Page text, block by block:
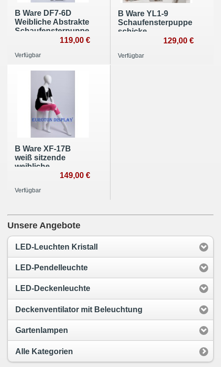
B Ware DF7-6D
Weibliche Abstrakte
Schaufensterpuppe
Galvanik Kopf119,00 €
Verfügbar
B Ware YL1-9
Schaufensterpuppe
schicke
Hautfarbend
Kopf Egghead
129,00 €
Verfügbar
B Ware XF-17B
weiß sitzende
weibliche
Schaufensterpuppe
149,00 €
Verfügbar
Unsere Angebote
LED-Leuchten Kristall
LED-Pendelleuchte
LED-Deckenleuchte
Deckenventilator mit Beleuchtung
Gartenlampen
Alle Kategorien